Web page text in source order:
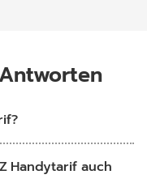
Handytarif auch